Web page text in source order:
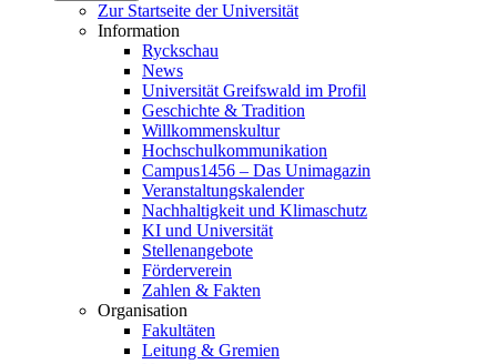
Zur Startseite der Universität
Information
Ryckschau
News
Universität Greifswald im Profil
Geschichte & Tradition
Willkommenskultur
Hochschulkommunikation
Campus1456 – Das Unimagazin
Veranstaltungskalender
Nachhaltigkeit und Klimaschutz
KI und Universität
Stellenangebote
Förderverein
Zahlen & Fakten
Organisation
Fakultäten
Leitung & Gremien